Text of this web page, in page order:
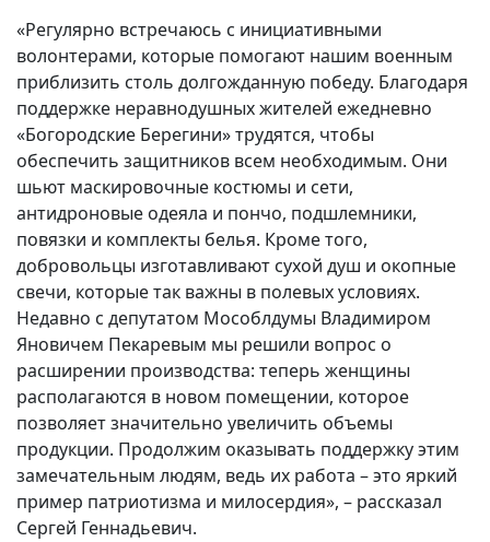
«Регулярно встречаюсь с инициативными
волонтерами, которые помогают нашим военным
приблизить столь долгожданную победу. Благодаря
поддержке неравнодушных жителей ежедневно
«Богородские Берегини» трудятся, чтобы
обеспечить защитников всем необходимым. Они
шьют маскировочные костюмы и сети,
антидроновые одеяла и пончо, подшлемники,
повязки и комплекты белья. Кроме того,
добровольцы изготавливают сухой душ и окопные
свечи, которые так важны в полевых условиях.
Недавно с депутатом Мособлдумы Владимиром
Яновичем Пекаревым мы решили вопрос о
расширении производства: теперь женщины
располагаются в новом помещении, которое
позволяет значительно увеличить объемы
продукции. Продолжим оказывать поддержку этим
замечательным людям, ведь их работа – это яркий
пример патриотизма и милосердия», – рассказал
Сергей Геннадьевич.